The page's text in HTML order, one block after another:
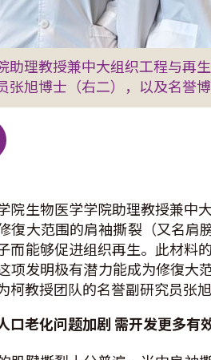
助理教授兼中大组织工程与再
张旭博士（右二），以及名誉
院生物医学学院助理教授兼中
復大范围的肩袖撕裂（又名
而能够促进组织再生。此材料
项发明极有潜力能成为修復大
教授团队的名誉副研究员张旭
口老化问题加剧 需开发更多有